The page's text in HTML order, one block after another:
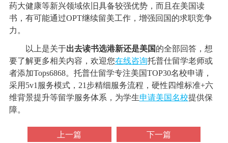
药大健康等新兴领域依旧具备较强优势，而且在美国读
书，有可能通过OPT继续留美工作，增强回国的求职竞争
力。
以上是关于出去读书选港新还是美国的全部回答，想
要了解更多相关内容，欢迎您在线咨询托普仕留学老师或
者添加Tops6868。托普仕留学专注美国TOP30名校申请，
采用5v1服务模式，21步精细服务流程，硬性四维标准+六
维背景提升等留学服务体系，为学生申请美国名校提供保
障。
上一篇 下一篇